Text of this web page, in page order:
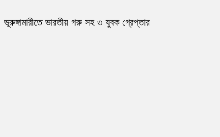
ভূরুঙ্গামারীতে ভারতীয় গরু সহ ৩ যুবক গ্রেপ্তার